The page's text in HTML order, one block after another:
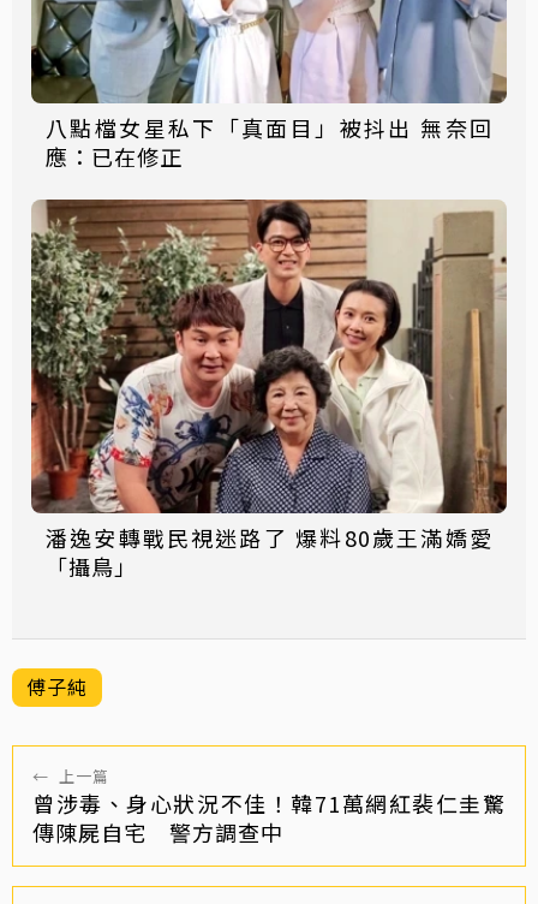
八點檔女星私下「真面目」被抖出 無奈回
應：已在修正
潘逸安轉戰民視迷路了 爆料80歲王滿嬌愛
「攝鳥」
傅子純
← 上一篇
曾涉毒、身心狀況不佳！韓71萬網紅裴仁圭驚
傳陳屍自宅 警方調查中